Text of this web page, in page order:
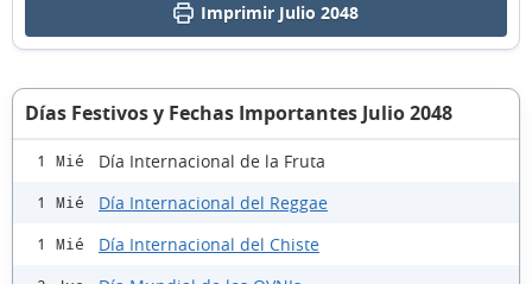
Imprimir Julio 2048
Días Festivos y Fechas Importantes Julio 2048
1 Mié Día Internacional de la Fruta
1 Mié Día Internacional del Reggae
1 Mié Día Internacional del Chiste